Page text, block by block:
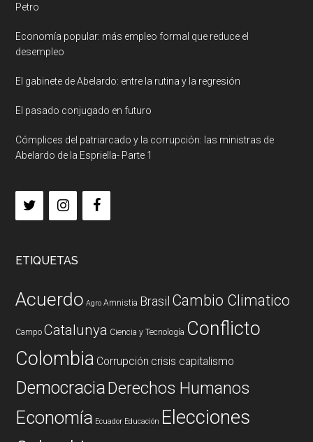
Petro
Economía popular: más empleo formal que reduce el
desempleo
El gabinete de Abelardo: entre la rutina y la regresión
El pasado conjugado en futuro
Cómplices del patriarcado y la corrupción: las ministras de
Abelardo de la Espriella- Parte 1
ETIQUETAS
Acuerdo Agro Amnistia Brasil Cambio Climatico
Campo Catalunya Ciencia y Tecnología Conflicto
Colombia Corrupción crisis capitalismo
DemocraciaDerechos Humanos
Economía Ecuador Educación Elecciones